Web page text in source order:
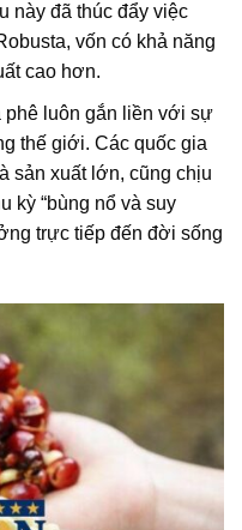
này đã thúc đẩy việc
vốn có khả năng
cao hơn.
phê luôn gắn liền với sự
thế giới. Các quốc gia
sản xuất lớn, cũng chịu
kỳ “bùng nổ và suy
trực tiếp đến đời sống